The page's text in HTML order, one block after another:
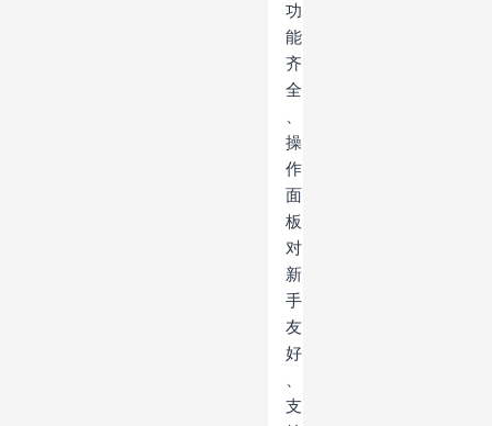
功
能
齐
全
操
作
面
板
对
新
手
友
好
支